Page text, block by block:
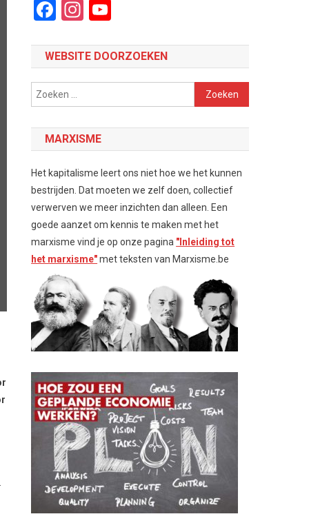
Facebook
Instagram
WEBSITE DOORZOEKEN
Zoeken
naar:
MARXISME
Het kapitalisme leert ons niet hoe we het kunnen
bestrijden. Dat moeten we zelf doen, collectief
verwerven we meer inzichten dan alleen. Een
goede aanzet om kennis te maken met het
marxisme vind je op onze pagina "Inleiding tot
het marxisme"met teksten van Marxisme.be